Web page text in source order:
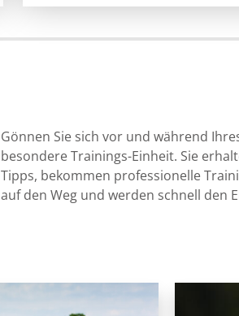
Gönnen Sie sich vor und während
besondere Trainings-Einheit. Sie
Tipps, bekommen professionelle
auf den Weg und werden schnell den